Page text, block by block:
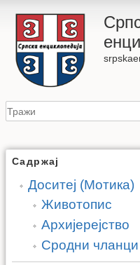
Садржај
Доситеј (Мотика)
Животопис
Архијерејство
Сродни чланци